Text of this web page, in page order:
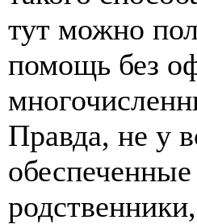
тут можно
помощь без
Правда, не у